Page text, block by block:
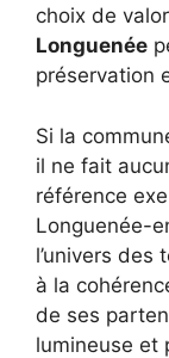
choix de
Longuenée
préservation
Si la
il ne fait
référence
Longuenée-
l’univers des
à la
de ses
lumineuse et